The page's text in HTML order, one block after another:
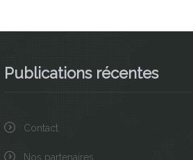
Publications récentes
Contact
Nos partenaires